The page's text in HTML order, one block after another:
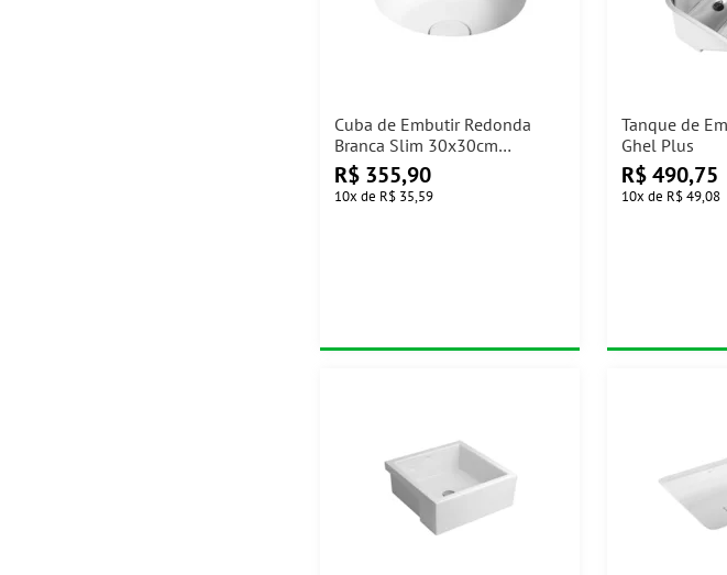
Cuba de Embutir Redonda
Branca Slim 30x30cm
L.32030.17 Deca
R$ 355,90
10x de R$ 35,59
Tanque de
Ghel Plus
R$ 490,75
10x de R$ 49,08